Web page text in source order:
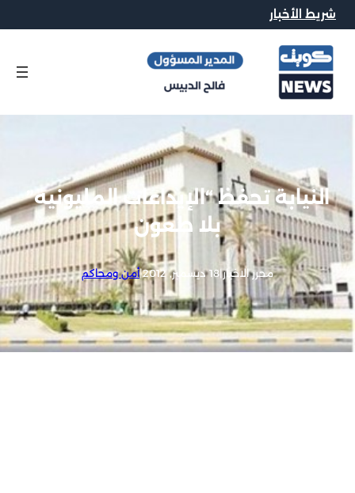
شريط الأخبار
النيابة تحفظ “الإيداعات المليونية”
بلا طعون
محرر الاخبار|18 ديسمبر, 2012 |أمن ومحاكم